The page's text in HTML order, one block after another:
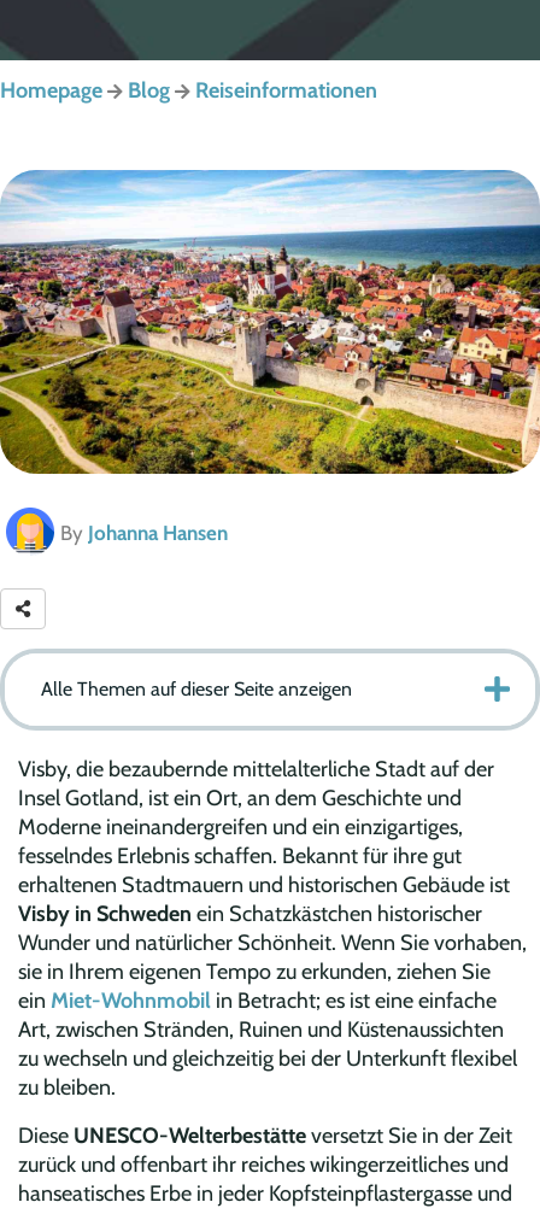
Homepage Blog Reiseinformationen
By Johanna Hansen
Alle Themen auf dieser Seite anzeigen
Visby, die bezaubernde mittelalterliche Stadt auf der
Insel Gotland, ist ein Ort, an dem Geschichte und
Moderne ineinandergreifen und ein einzigartiges,
fesselndes Erlebnis schaffen. Bekannt für ihre gut
erhaltenen Stadtmauern und historischen Gebäude ist
Visby in Schweden ein Schatzkästchen historischer
Wunder und natürlicher Schönheit. Wenn Sie vorhaben,
sie in Ihrem eigenen Tempo zu erkunden, ziehen Sie
ein Miet-Wohnmobil in Betracht; es ist eine einfache
Art, zwischen Stränden, Ruinen und Küstenaussichten
zu wechseln und gleichzeitig bei der Unterkunft flexibel
zu bleiben.
Diese UNESCO-Welterbestätteversetzt Sie in der Zeit
zurück und offenbart ihr reiches wikingerzeitliches und
hanseatisches Erbe in jeder Kopfsteinpflastergasse und